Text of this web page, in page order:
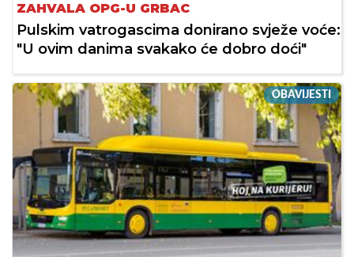
ZAHVALA OPG-U GRBAC
Pulskim vatrogascima donirano svježe voće:
"U ovim danima svakako će dobro doći"
OBAVIJESTI